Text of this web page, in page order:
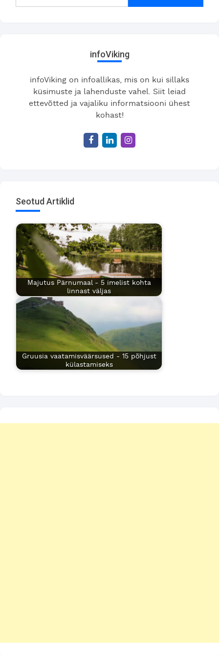
infoViking
infoViking on infoallikas, mis on kui sillaks
küsimuste ja lahenduste vahel. Siit leiad
ettevõtted ja vajaliku informatsiooni ühest
kohast!
Seotud Artiklid
Majutus Pärnumaal - 5 imelist kohta
linnast väljas
Gruusia vaatamisväärsused - 15 põhjust
külastamiseks